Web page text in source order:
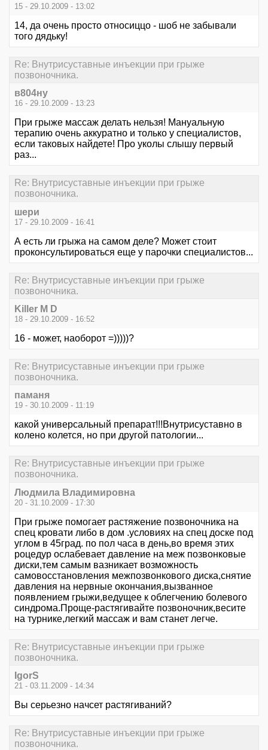
15 - 29.10.2009 - 13:02
14, да очень просто относиццо - шоб не забывали
того дядьку!
Re: Внутрисуставные инъекции при грыже
позвоночника.
в804ну
16 - 29.10.2009 - 13:23
При грыже массаж делать нельзя! Мануальную
терапию очень аккуратно и только у специалистов,
если таковых найдете! Про уколы слышу первый
раз...
Re: Внутрисуставные инъекции при грыже
позвоночника.
шери
17 - 29.10.2009 - 16:41
А есть ли грыжа на самом деле? Может стоит
проконсультироваться еще у парочки специалистов...
Re: Внутрисуставные инъекции при грыже
позвоночника.
Killer M D
18 - 29.10.2009 - 16:52
16 - может, наоборот =)))))?
Re: Внутрисуставные инъекции при грыже
позвоночника.
паманя
19 - 30.10.2009 - 11:19
какой универсальный препарат!!!Внутрисуставно в
колено колется, но при другой патологии...
Re: Внутрисуставные инъекции при грыже
позвоночника.
Людмила Владимировна
20 - 31.10.2009 - 17:30
При грыже помогает растяжение позвоночника на
спец кровати либо в дом .условиях на спец доске под
углом в 45град. по пол часа в день,во время этих
роцедур ослабевает давление на меж позвонковые
диски,тем самым вазникает возможность
самовосстановления межпозвонкового диска,снятие
давления на нервные окончания,вызванное
появлением грыжи,ведущее к облегчению болевого
синдрома.Проще-растягивайте позвоночник,весите
на турнике,легкий массаж и вам станет легче.
Re: Внутрисуставные инъекции при грыже
позвоночника.
IgorS
21 - 03.11.2009 - 14:34
Вы серьезно начсет растягиваний?
Re: Внутрисуставные инъекции при грыже
позвоночника.